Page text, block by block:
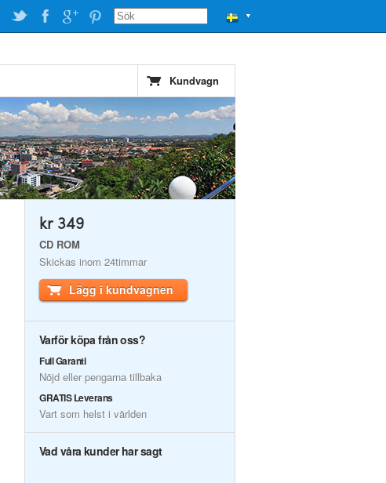
▼
Kundvagn
kr 349
CD ROM
Skickas inom 24timmar
Lägg i kundvagnen
Varför köpa från oss?
Full Garanti
Nöjd eller pengarna tillbaka
GRATIS Leverans
Vart som helst i världen
Vad våra kunder har sagt